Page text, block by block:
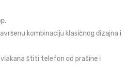
kombinaciju klasičnog dizajna i
štiti telefon od prašine i